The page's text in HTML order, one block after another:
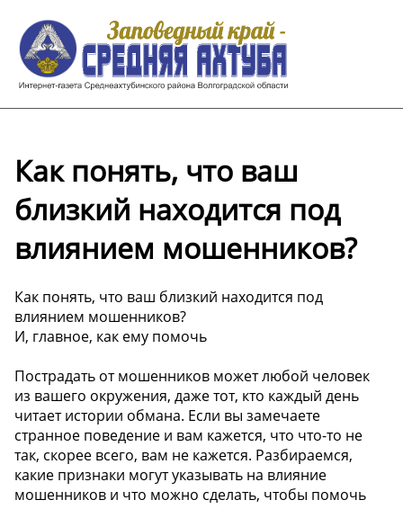
Как понять, что ваш
близкий находится под
влиянием мошенников?
Как понять, что ваш близкий находится под
влиянием мошенников?
И, главное, как ему помочь
Пострадать от мошенников может любой человек
из вашего окружения, даже тот, кто каждый день
читает истории обмана. Если вы замечаете
странное поведение и вам кажется, что что-то не
так, скорее всего, вам не кажется. Разбираемся,
какие признаки могут указывать на влияние
мошенников и что можно сделать, чтобы помочь ️